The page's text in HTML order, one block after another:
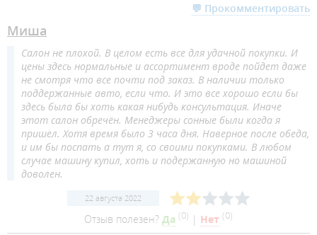
💬 Прокомментировать
Миша
Салон не плохой. В целом есть все для удачной покупки. И
цены здесь нормальные и ассортимент вроде пойдет даже
не смотря что все почти под заказ. В наличии только
поддержанные авто, если что. И это все хорошо если бы
здесь была бы хоть какая нибудь консультация. Иначе
этот салон обречён. Менеджеры сонные были когда я
пришел. Хотя время было 3 часа дня. Наверное после обеда,
и им бы поспать а тут я, со своими покупками. В любом
случае машину купил, хоть и подержанную но машиной
доволен.
22 августа 2022
Отзыв полезен? Да (0) | Нет (0)